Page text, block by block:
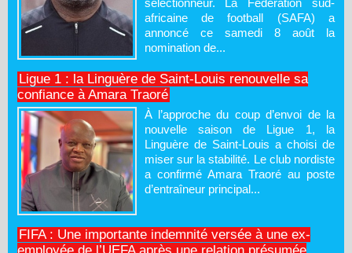
sélectionneur. La Fédération sud-
africaine de football (SAFA) a
annoncé ce samedi 8 août la
nomination de...
Ligue 1 : la Linguère de Saint-Louis renouvelle sa
confiance à Amara Traoré
À l’approche du coup d’envoi de la
nouvelle saison de Ligue 1, la
Linguère de Saint-Louis a choisi de
miser sur la stabilité. Le club nordiste
a confirmé Amara Traoré au poste
d’entraîneur principal...
FIFA : Une importante indemnité versée à une ex-